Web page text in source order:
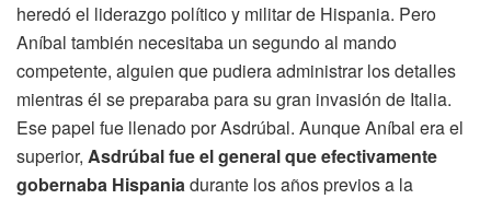
heredó el liderazgo político y militar de Hispania. Pero
Aníbal también necesitaba un segundo al mando
competente, alguien que pudiera administrar los detalles
mientras él se preparaba para su gran invasión de Italia.
Ese papel fue llenado por Asdrúbal. Aunque Aníbal era el
superior, Asdrúbal fue el general que efectivamente
gobernaba Hispaniadurante los años previos a la